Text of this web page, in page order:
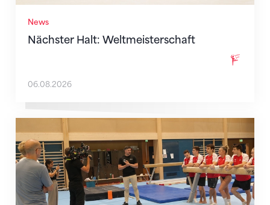
News
Nächster Halt: Weltmeisterschaft
06.08.2026
Mit klaren Zielen nach Zagreb